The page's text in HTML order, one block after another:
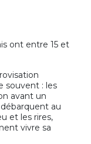
ont entre 15 et
souvent : les
avant un
au
et les rires,
vivre sa